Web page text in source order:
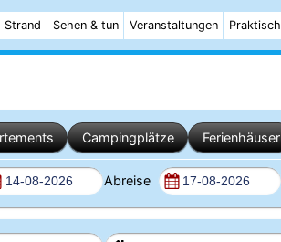
Strand Sehen & tun Veranstaltungen Praktisch
Campingplätze Ferienhäuser
Abreise